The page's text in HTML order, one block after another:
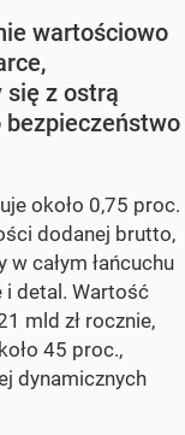
wartościowo
się z ostrą
bezpieczeństwo
około 0,75 proc.
dodanej brutto,
całym łańcuchu
detal. Wartość
mld zł rocznie,
45 proc.,
dynamicznych